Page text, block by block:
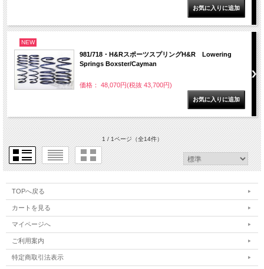
NEW
981/718・H&RスポーツスプリングH&R Lowering
Springs Boxster/Cayman
価格： 48,070円(税抜 43,700円)
1 / 1ページ（全14件）
TOPへ戻る
カートを見る
マイページへ
ご利用案内
特定商取引法表示